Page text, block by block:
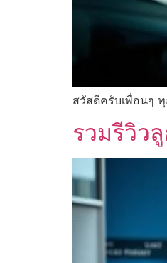
สวัสดีครับเพื่อนๆ
รวมรีวิว